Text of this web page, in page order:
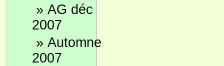
» AG déc
2007
» Automne
2007